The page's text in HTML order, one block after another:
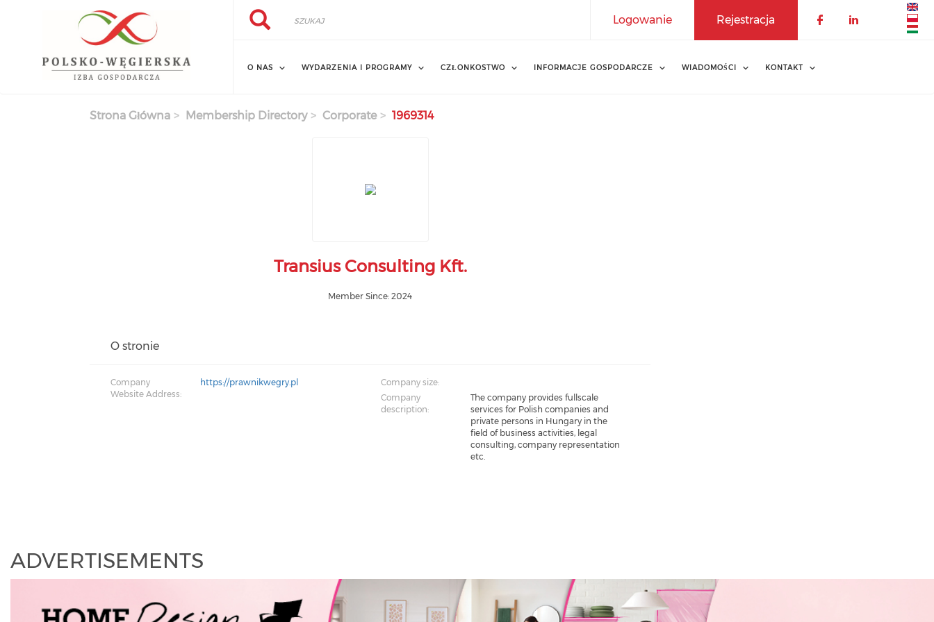
Szukaj
Szukaj Rejestracja
Logowanie
O NAS WYDARZENIA I PROGRAMY CZŁONKOSTWO INFORMACJE GOSPODARCZE WIADOMOŚCI KONTAKT
Strona Główna Membership Directory Corporate 1969314
Transius Consulting Kft.
Member Since: 2024
O stronie
Company
Website Address:
https://prawnikwegry.pl
Company size:
Company
description:
The company provides fullscale
services for Polish companies and
private persons in Hungary in the
field of business activities, legal
consulting, company representation
etc.
ADVERTISEMENTS